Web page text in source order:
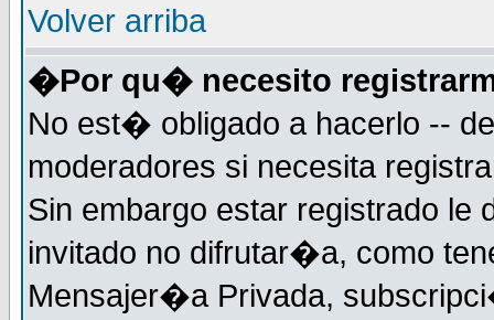
Volver arriba
�Por qu� necesito
No est� obligado a hacerlo --
moderadores si necesita
Sin embargo estar registrado le
invitado no difrutar�a, como
Mensajer�a Privada,